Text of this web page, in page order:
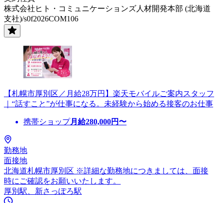
株式会社ヒト・コミュニケーションズ人材開発本部 (北海道
支社)/s0f2026COM106
【札幌市厚別区／月給28万円】楽天モバイルご案内スタッフ
｜“話すこと”が仕事になる。未経験から始める接客のお仕事
携帯ショップ月給280,000円〜
勤務地
面接地
北海道札幌市厚別区 ※詳細な勤務地につきましては、面接
時にご確認をお願いいたします。
厚別駅、新さっぽろ駅